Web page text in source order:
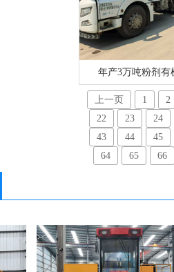
年产3万吨粉剂
上一页 1
2
22
23
24
43
44
45
64
65 66